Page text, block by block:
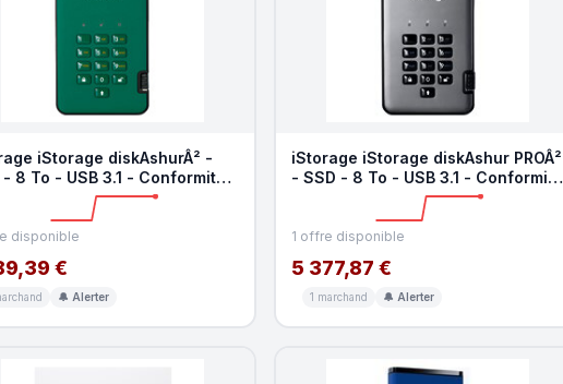
iStorage diskAshurÂ² -
- 8 To - USB 3.1 - Conformite
disponible
€
🔔 Alerter
iStorage iStorage diskAshur PROÂ²
- SSD - 8 To - USB 3.1 - Conformite
1 offre disponible
5 377,87 €
1 marchand 🔔 Alerter